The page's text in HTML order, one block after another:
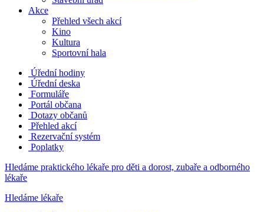
Akce
Přehled všech akcí
Kino
Kultura
Sportovní hala
Úřední hodiny
Úřední deska
Formuláře
Portál občana
Dotazy občanů
Přehled akcí
Rezervační systém
Poplatky
Hledáme praktického lékaře pro děti a dorost, zubaře a odborného
lékaře
Hledáme lékaře